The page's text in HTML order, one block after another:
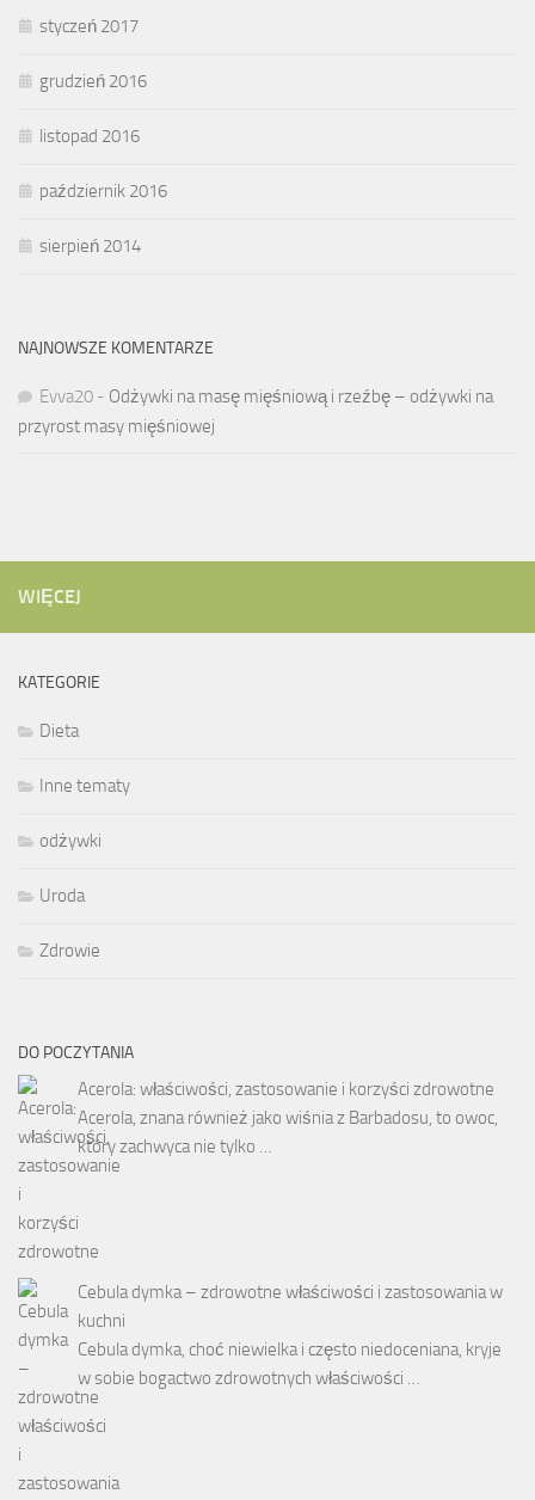
styczeń 2017
grudzień 2016
listopad 2016
październik 2016
sierpień 2014
NAJNOWSZE KOMENTARZE
Evva20 - Odżywki na masę mięśniową i rzeźbę – odżywki na
przyrost masy mięśniowej
WIĘCEJ
KATEGORIE
Dieta
Inne tematy
odżywki
Uroda
Zdrowie
DO POCZYTANIA
Acerola: właściwości, zastosowanie i korzyści zdrowotne
Acerola, znana również jako wiśnia z Barbadosu, to owoc,
który zachwyca nie tylko …
Cebula dymka – zdrowotne właściwości i zastosowania w
kuchni
Cebula dymka, choć niewielka i często niedoceniana, kryje
w sobie bogactwo zdrowotnych właściwości …